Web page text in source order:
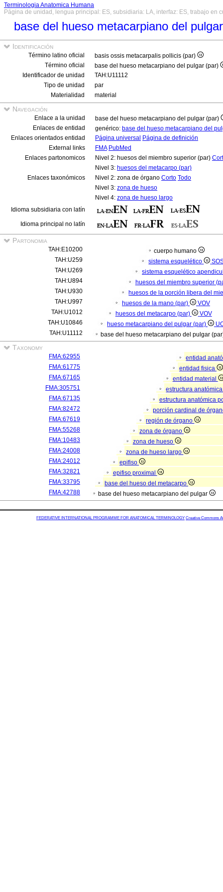
Terminologia Anatomica Humana
Página de unidad, lengua principal: ES, subsidiaria: LA, interfaz: ES, trabajo en
base del hueso metacarpiano del
Identificación
Término latino oficial
basis ossis metacarpalis pollicis (par)
Término oficial
base del hueso metacarpiano del pulgar (par)
Identificador de unidad
TAH:U11112
Tipo de unidad
par
Materialidad
material
Navegación
Enlace a la unidad
base del hueso metacarpiano del pulgar (par)
Enlaces de entidad
genérico: base del hueso metacarpiano del
Enlaces orientados entidad
Página universal Página de definición
External links
FMA PubMed
Enlaces partonomicos
Nivel 2: huesos del miembro superior (par)
Nivel 3: huesos del metacarpo (par)
Enlaces taxonómicos
Nivel 2: zona de órgano Corto Todo
Nivel 3: zona de hueso
Nivel 4: zona de hueso largo
Idioma subsidiaria con latín
Idioma principal no latín
Partonomia
TAH:E10200
cuerpo humano
TAH:U259
sistema esquelético
TAH:U269
sistema esquelético
TAH:U894
huesos del miembro superior
TAH:U930
huesos de la porción libera del
TAH:U997
huesos de la mano (par)
VOV
TAH:U1012
huesos del metacarpo (par)
VOV
TAH:U10846
hueso metacarpiano del pulgar (par)
TAH:U11112
base del hueso metacarpiano del pulgar
Taxonomy
FMA:62955
entidad
FMA:61775
entidad fisica
FMA:67165
entidad material
FMA:305751
estructura
FMA:67135
estructura anatómica
FMA:82472
porción cardinal de
FMA:67619
región de órgano
FMA:55268
zona de órgano
FMA:10483
zona de hueso
FMA:24008
zona de hueso largo
FMA:24012
epifiso
FMA:32821
epifiso proximal
FMA:33795
base del hueso del metacarpo
FMA:42788
base del hueso metacarpiano del pulgar
FEDERATIVE INTERNATIONAL PROGRAMME FOR ANATOMICAL TERMINOLOGY Creative Commons